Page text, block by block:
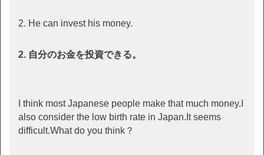
2. He can invest his money.
2. 自分のお金を投資できる。
I think most Japanese people make that much money.I
also consider the low birth rate in Japan.It seems
difficult.What do you think？